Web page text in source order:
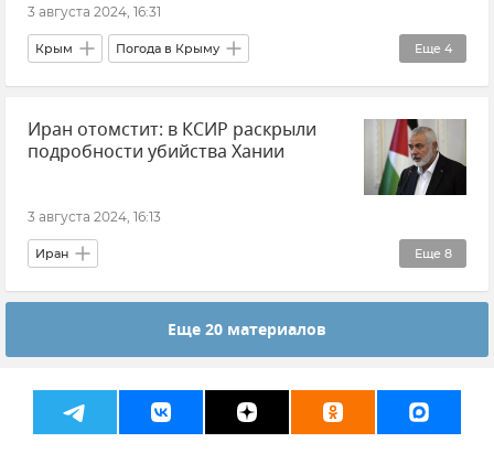
3 августа 2024, 16:31
Еще 4
Крым Погода в Крыму
Крымская погода
ГУ МЧС РФ по Республике Крым
Иран отомстит: в КСИР раскрыли
подробности убийства Хании
3 августа 2024, 16:13
Еще 8
Иран
Корпус стражей исламской революции (КСИР)
В мире Израиль
Еще 20 материалов